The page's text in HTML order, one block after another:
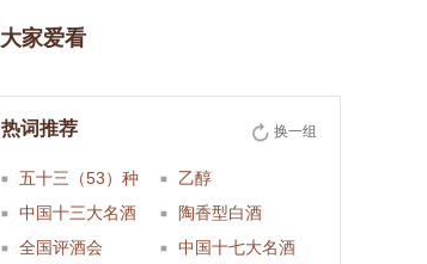
大家爱看
换一组
热词推荐
五十三（53）种
乙醇
中国十三大名酒
陶香型白酒
全国评酒会
中国十七大名酒